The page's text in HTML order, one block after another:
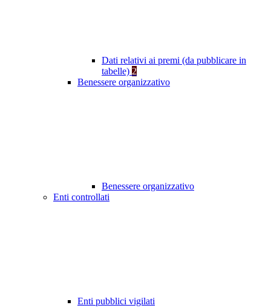
Dati relativi ai premi (da pubblicare in
tabelle) 2
Benessere organizzativo
Benessere organizzativo
Enti controllati
Enti pubblici vigilati